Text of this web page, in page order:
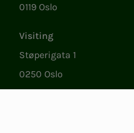
0119 Oslo
Visiting
Støperigata 1
0250 Oslo